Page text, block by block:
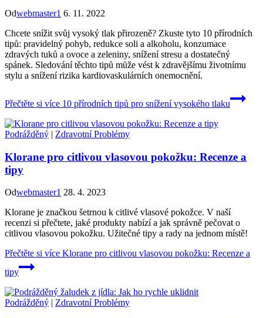
Odwebmaster1 6. 11. 2022
Chcete snížit svůj vysoký tlak přirozeně? Zkuste tyto 10 přírodních
tipů: pravidelný pohyb, redukce soli a alkoholu, konzumace
zdravých tuků a ovoce a zeleniny, snížení stresu a dostatečný
spánek. Sledování těchto tipů může vést k zdravějšímu životnímu
stylu a snížení rizika kardiovaskulárních onemocnění.
Přečtěte si více 10 přírodních tipů pro snížení vysokého tlaku
Podrážděný | Zdravotní Problémy
Klorane pro citlivou vlasovou pokožku: Recenze a
tipy
Odwebmaster1 28. 4. 2023
Klorane je značkou šetrnou k citlivé vlasové pokožce. V naší
recenzi si přečtete, jaké produkty nabízí a jak správně pečovat o
citlivou vlasovou pokožku. Užitečné tipy a rady na jednom místě!
Přečtěte si více Klorane pro citlivou vlasovou pokožku: Recenze a
tipy
Podrážděný | Zdravotní Problémy